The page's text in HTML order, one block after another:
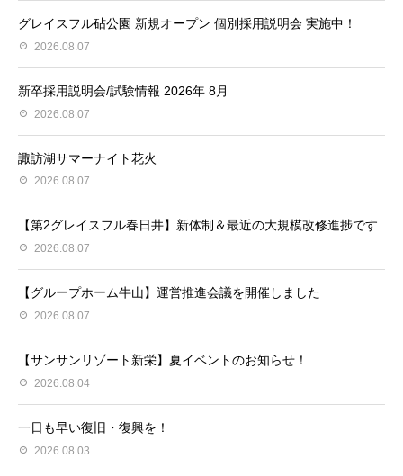
グレイスフル砧公園 新規オープン 個別採用説明会 実施中！
2026.08.07
新卒採用説明会/試験情報 2026年 8月
2026.08.07
諏訪湖サマーナイト花火
2026.08.07
【第2グレイスフル春日井】新体制＆最近の大規模改修進捗です
2026.08.07
【グループホーム牛山】運営推進会議を開催しました
2026.08.07
【サンサンリゾート新栄】夏イベントのお知らせ！
2026.08.04
一日も早い復旧・復興を！
2026.08.03